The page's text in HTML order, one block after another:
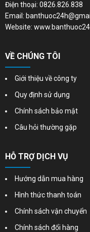
Điện thoại: 0826.826.838
Email:
Website:
VỀ CHÚNG TÔI
Giới thiệu về công ty
Quy định sử dụng
Chính sách bảo mật
Câu hỏi thường gặp
HỖ TRỢ DỊCH VỤ
Hướng dẫn mua hàng
Hình thức thanh toán
Chính sách vận chuyển
Chính sách đổi hàng